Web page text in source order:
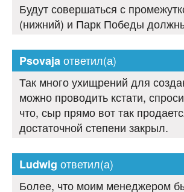
Будут совершаться с
(нижний) и Парк Победы
Psovajaответил(а)
Так много ухищрений для
можно проводить кстати,
что, сыр прямо вот так
достаточной степени закрыл.
Ludwig ответил(а)
Более, что моим менеджером